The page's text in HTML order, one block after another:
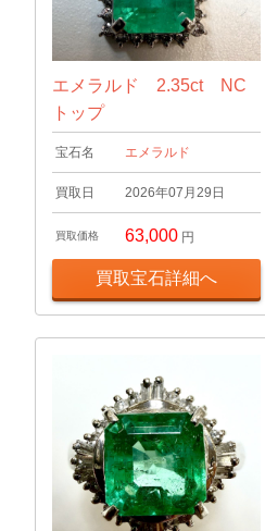
エメラルド 2.35ct NC
トップ
宝石名 エメラルド
買取日 2026年07月29日
買取価格 63,000 円
買取宝石詳細へ